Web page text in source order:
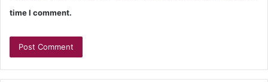
time I comment.